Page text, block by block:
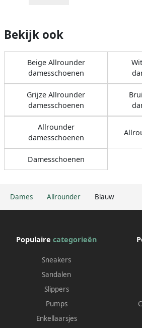
Dames Allrounder Blauw
Bekijk ook
Beige Allrounder
damesschoenen
Grijze Allrounder
damesschoenen
Allrounder
damesschoenen
Damesschoenen
Populaire categorieën
Sneakers
Sandalen
Slippers
Pumps
Enkellaarsjes